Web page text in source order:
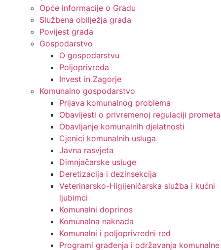
Opće informacije o Gradu
Službena obilježja grada
Povijest grada
Gospodarstvo
O gospodarstvu
Poljoprivreda
Invest in Zagorje
Komunalno gospodarstvo
Prijava komunalnog problema
Obavijesti o privremenoj regulaciji prometa
Obavljanje komunalnih djelatnosti
Cjenici komunalnih usluga
Javna rasvjeta
Dimnjačarske usluge
Deretizacija i dezinsekcija
Veterinarsko-Higijeničarska služba i kućni
ljubimci
Komunalni doprinos
Komunalna naknada
Komunalni i poljoprivredni red
Programi građenja i održavanja komunalne